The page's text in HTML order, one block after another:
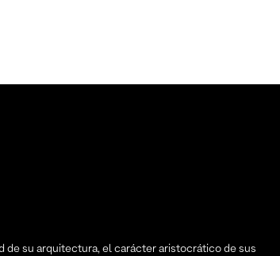
de su arquitectura, el carácter aristocrático de sus